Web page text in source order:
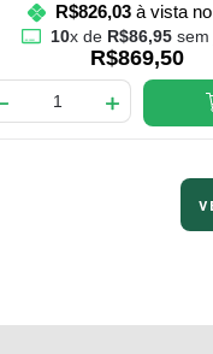
R$826,03 à vista no
10x de R$86,95 sem
R$869,50